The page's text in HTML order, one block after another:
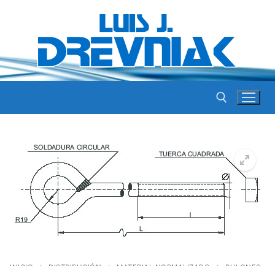
contenido
Buscar por: